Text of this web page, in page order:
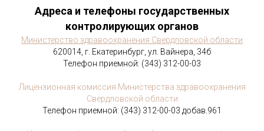
Адреса и телефоны государственных
контролирующих органов
Министерство здравоохранения Свердловской области
620014, г. Екатеринбург, ул. Вайнера, 34б
Телефон приемной: (343) 312-00-03
Лицензионная комиссия Министерства здравоохранения
Свердловской области
Телефон приемной: (343) 312-00-03 добав.961